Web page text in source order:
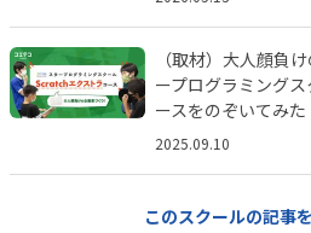
（取材）大人顔負
ープログラミング
ースをのぞいてみた
2025.09.10
このスクールの記事